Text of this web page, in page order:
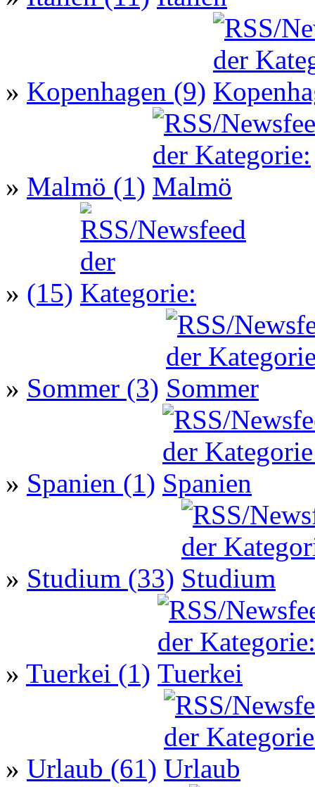
» Kopenhagen (9)
» Malmö (1)
» (15)
» Sommer (3)
» Spanien (1)
» Studium (33)
» Tuerkei (1)
» Urlaub (61)